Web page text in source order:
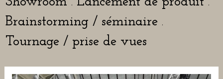
Brainstorming / sémi­naire .
Tournage / prise de vues